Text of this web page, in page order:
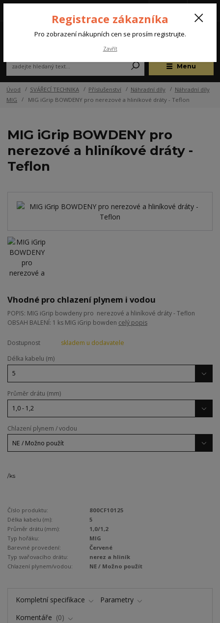
Menu
(Po-Pá, 07:00-15:30 hod.)
Úvod SVÁŘECÍ TECHNIKA Příslušenství Náhradní díly
Náhradní díly
MIG
MIG iGrip BOWDENY pro nerezové a hliníkové dráty - Teflon
MIG iGrip BOWDENY pro
nerezové a hliníkové dráty -
Teflon
Vhodné pro chlazení plynem i vodou
POPIS: MIG iGrip bowdeny pro nerezové a hliníkové dráty - Teflon
OBSAH BALENÍ: 1 ks MIG iGrip bowden celý popis
Dostupnost
skladem u dodavatele
Délka kabelu (m)
Průměr drátu (mm)
Chlazení plynem / vodou
/ks
Číslo produktu:
800CF10125
Délka kabelu (m):
5
Průměr drátu (mm):
1,0/1,2
Typ hořáku:
MIG
Barevné provedení:
Červené
Typ svařovacího drátu:
nerez a hliník
Chlazení plynem/vodou:
NE / Možno použít
Kompletní specifikace
Parametry
Komentáře
0
Registrace zákazníka
Pro zobrazení nákupních cen se prosím registrujte.
Zavřít